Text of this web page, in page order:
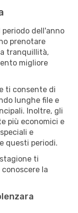
periodo dell'anno
prenotare
tranquillità,
migliore
ti consente di
lunghe file e
Inoltre, gli
più economici e
e
questi periodi.
ti
la